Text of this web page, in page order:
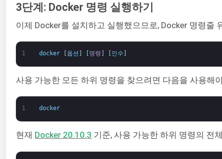
3단계: Docker 명령 실행하기
이제 Docker를 설치하고 실행했으므로, Docker 명령줄
1 docker 옵션 명령 인수
사용 가능한 모든 하위 명령을 찾으려면 다음을 사용해
1 docker
현재 Docker 20.10.3 기준, 사용 가능한 하위 명령의 전